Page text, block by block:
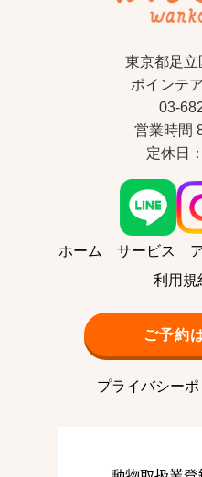
東京都足
ポインテ
03-
営業時間
定休日
ホーム サービス
利用規
ご予約
プライバシー